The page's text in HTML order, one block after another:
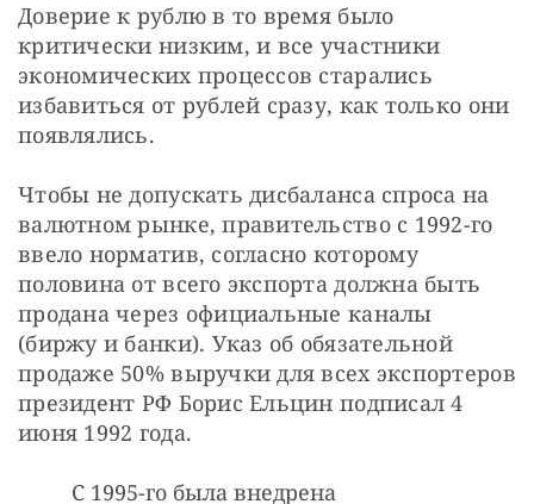
Доверие к рублю в то время было
критически низким, и все участники
экономических процессов старались
избавиться от рублей сразу, как только они
появлялись.
Чтобы не допускать дисбаланса спроса на
валютном рынке, правительство с 1992-го
ввело норматив, согласно которому
половина от всего экспорта должна быть
продана через официальные каналы
(биржу и банки). Указ об обязательной
продаже 50% выручки для всех экспортеров
президент РФ Борис Ельцин подписал 4
июня 1992 года.
С 1995-го была внедрена